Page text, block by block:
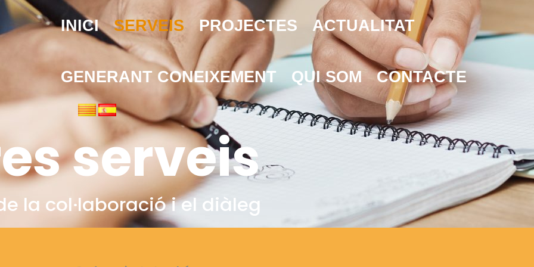
INICI SERVEIS PROJECTES ACTUALITAT
GENERANT CONEIXEMENT QUI SOM CONTACTE
serveis
la col·laboració i el diàleg